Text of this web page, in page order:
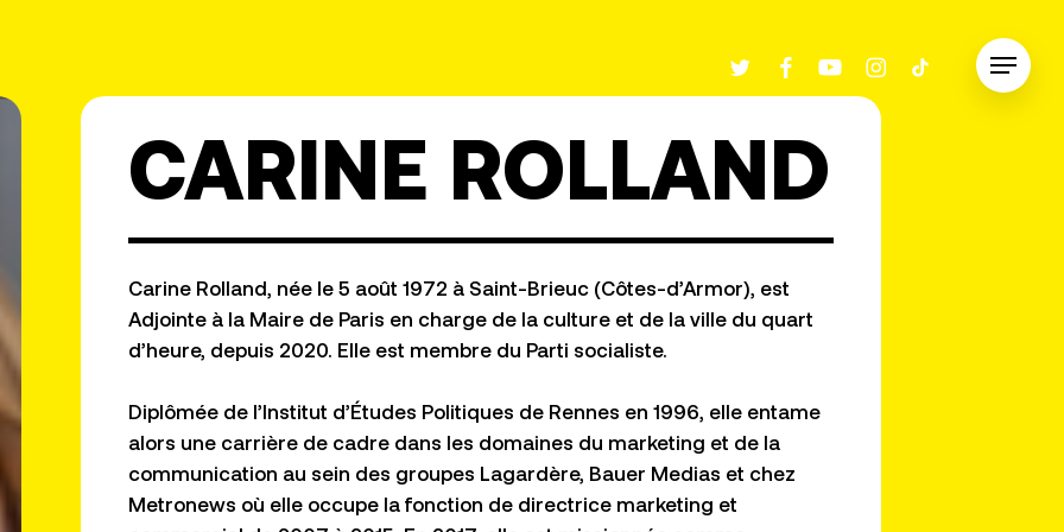
twitterfacebookyoutubeinstagram
tiktok Menu
CARINE ROLLAND
Carine Rolland, née le 5 août 1972 à Saint-Brieuc (Côtes-d’Armor), est
Adjointe à la Maire de Paris en charge de la culture et de la ville du quart
d’heure, depuis 2020. Elle est membre du Parti socialiste.
Diplômée de l’Institut d’Études Politiques de Rennes en 1996, elle entame
alors une carrière de cadre dans les domaines du marketing et de la
communication au sein des groupes Lagardère, Bauer Medias et chez
Metronews où elle occupe la fonction de directrice marketing et